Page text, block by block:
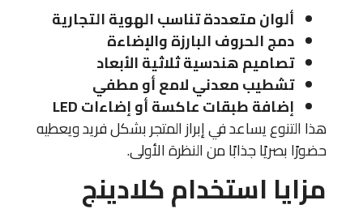
ألوان متعددة تناسب الهوية التجارية
دمج الحروف البارزة والإضاءة
تصاميم هندسية ثلاثية الأبعاد
تشطيب معدني لامع أو مطفي
إضافة طبقات عاكسة أو إضاءات LED
هذا التنوع يساعد في إبراز المتجر بشكل فريد ويعطيه
حضورًا بصريًا جذابًا من النظرة الأولى.
مزايا استخدام كلادينج